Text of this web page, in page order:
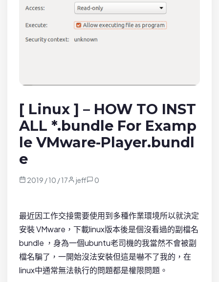
[ Linux ] – HOW TO INST
ALL *.bundle For Examp
le VMware-Player.bundl
e
2019 / 10 / 17 jeff 0
最近因工作交接需要使用到多種作業環境所以就決定
安裝 VMware，下載linux版本後是個沒看過的副檔名
bundle ，身為一個ubuntu老司機的我當然不會被副
檔名騙了，一開始沒法安裝但這是嚇不了我的，在
linux中通常無法執行的問題都是權限問題。